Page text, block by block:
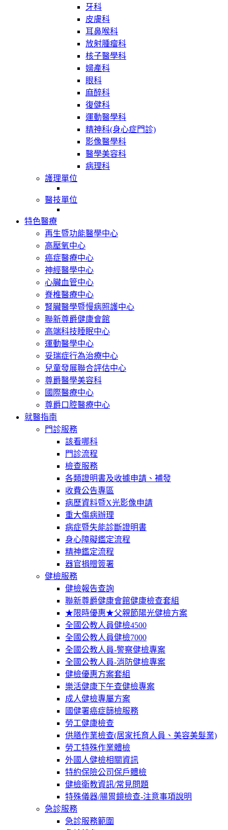
牙科
皮膚科
耳鼻喉科
放射腫瘤科
核子醫學科
婦產科
眼科
麻醉科
復健科
運動醫學科
精神科(身心症門診)
影像醫學科
醫學美容科
病理科
護理單位
醫技單位
特色醫療
再生暨功能醫學中心
高壓氧中心
癌症醫療中心
神經醫學中心
心臟血管中心
脊椎醫療中心
腎臟醫學暨慢病照護中心
聯新尊爵健康會館
高端科技睡眠中心
運動醫學中心
妥瑞症行為治療中心
兒童發展聯合評估中心
尊爵醫學美容科
國際醫療中心
尊爵口腔醫療中心
就醫指南
門診服務
該看哪科
門診流程
檢查服務
各類證明書及收據申請、補發
收費公告專區
病歷資料暨X光影像申請
重大傷病辦理
病症暨失能診斷證明書
身心障礙鑑定流程
精神鑑定流程
器官捐贈簽署
健檢服務
健檢報告查詢
聯新尊爵健康會館健康檢查套組
★限時優惠★父親節陽光健檢方案
全國公教人員健檢4500
全國公教人員健檢7000
全國公教人員-警察健檢專案
全國公教人員-消防健檢專案
健檢優惠方案套組
樂活健康下午查健檢專案
成人健檢專屬方案
國健署癌症篩檢服務
勞工健康檢查
供膳作業檢查(居家托育人員、美容美髮業)
勞工特殊作業體檢
外國人健檢相關資訊
特約保險公司保戶體檢
健檢衛教資訊/常見問題
特殊儀器/腸胃鏡檢查-注意事項說明
急診服務
急診服務範圍